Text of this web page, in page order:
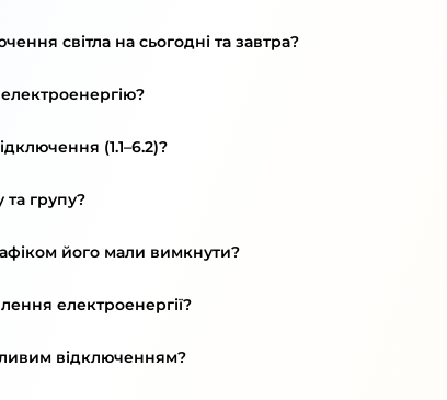
світла на сьогодні та завтра?
(1.1–6.2)?
та групу?
його мали вимкнути?
електроенергії?
відключенням?